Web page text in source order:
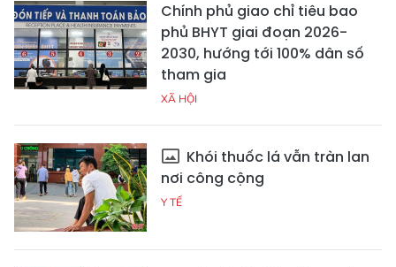
Chính phủ giao chỉ tiêu bao
phủ BHYT giai đoạn 2026-
2030, hướng tới 100% dân số
tham gia
XÃ HỘI
Khói thuốc lá vẫn tràn lan
nơi công cộng
Y TẾ